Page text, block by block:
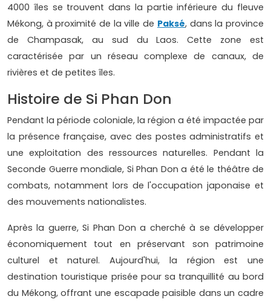
4000 îles se trouvent dans la partie inférieure du fleuve
Mékong, à proximité de la ville de Paksé, dans la province
de Champasak, au sud du Laos. Cette zone est
caractérisée par un réseau complexe de canaux, de
rivières et de petites îles.
Histoire de Si Phan Don
Pendant la période coloniale, la région a été impactée par
la présence française, avec des postes administratifs et
une exploitation des ressources naturelles. Pendant la
Seconde Guerre mondiale, Si Phan Don a été le théâtre de
combats, notamment lors de l'occupation japonaise et
des mouvements nationalistes.
Après la guerre, Si Phan Don a cherché à se développer
économiquement tout en préservant son patrimoine
culturel et naturel. Aujourd'hui, la région est une
destination touristique prisée pour sa tranquillité au bord
du Mékong, offrant une escapade paisible dans un cadre